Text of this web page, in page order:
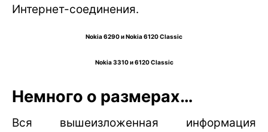
Интернет-соединения.
Nokia 6290 и Nokia 6120 Classic
Nokia 3310 и 6120 Classic
Немного о размерах…
Вся вышеизложенная информация